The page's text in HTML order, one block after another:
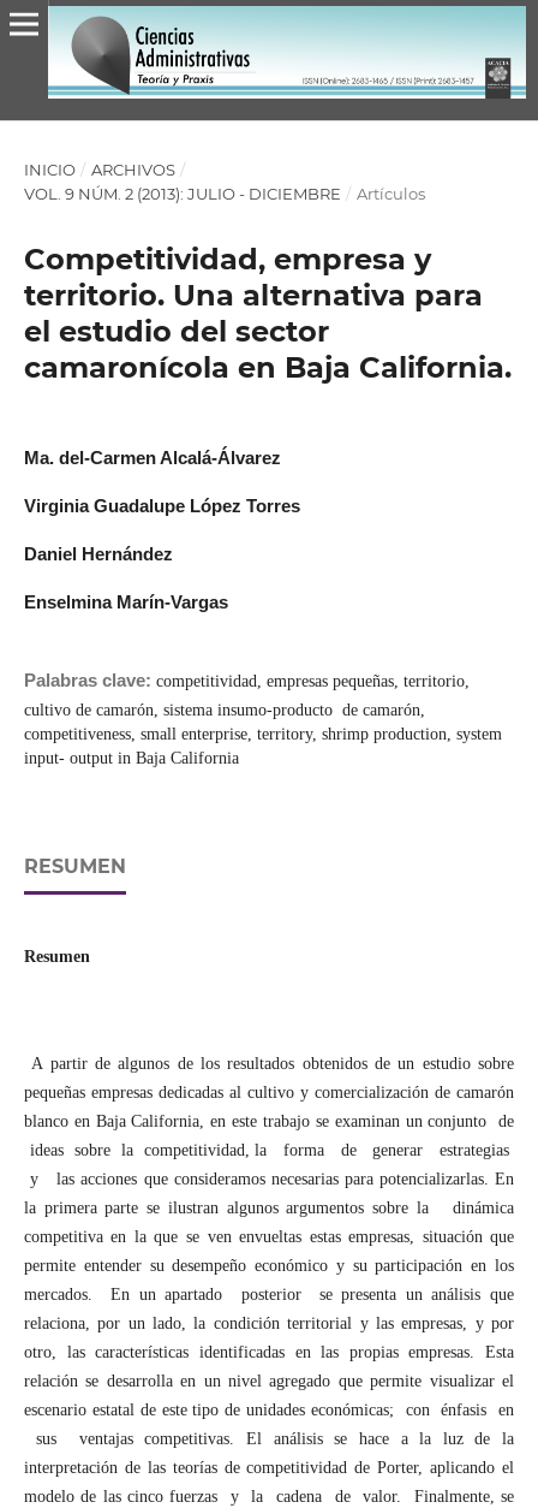
INICIO / ARCHIVOS /
VOL. 9 NÚM. 2 (2013): JULIO - DICIEMBRE / Artículos
Competitividad, empresa y
territorio. Una alternativa para
el estudio del sector
camaronícola en Baja California.
Ma. del-Carmen Alcalá-Álvarez
Virginia Guadalupe López Torres
Daniel Hernández
Enselmina Marín-Vargas
Palabras clave: competitividad, empresas pequeñas, territorio,
cultivo de camarón, sistema insumo-producto de camarón,
competitiveness, small enterprise, territory, shrimp production, system
input- output in Baja California
RESUMEN
Resumen
A partir de algunos de los resultados obtenidos de un estudio sobre
pequeñas empresas dedicadas al cultivo y comercialización de camarón
blanco en Baja California, en este trabajo se examinan un conjunto de
ideas sobre la competitividad, la forma de generar estrategias
y las acciones que consideramos necesarias para potencializarlas. En
la primera parte se ilustran algunos argumentos sobre la dinámica
competitiva en la que se ven envueltas estas empresas, situación que
permite entender su desempeño económico y su participación en los
mercados. En un apartado posterior se presenta un análisis que
relaciona, por un lado, la condición territorial y las empresas, y por
otro, las características identificadas en las propias empresas. Esta
relación se desarrolla en un nivel agregado que permite visualizar el
escenario estatal de este tipo de unidades económicas; con énfasis en
sus ventajas competitivas. El análisis se hace a la luz de la
interpretación de las teorías de competitividad de Porter, aplicando el
modelo de las cinco fuerzas y la cadena de valor. Finalmente, se